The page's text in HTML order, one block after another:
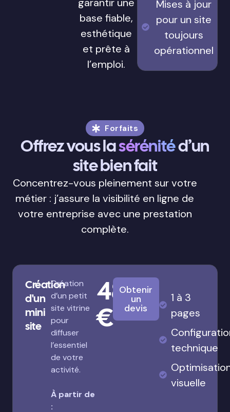
base fiable,
esthétique
et prête à
l’emploi.
Mises à jour
pour un site
toujours
opérationnel
Forfaits
Offrez vous lasérénitéd’un
site bien fait
Concentrez-vous pleinement sur votre
métier : j’assure la visibilité en ligne de
votre entreprise avec une prestation
complète.
Création
d'un
mini
site
Création
d’un petit
site vitrine
pour
diffuser
l’essentiel
de votre
activité.
À partir de
:
480
€
Obtenir
un
devis
1 à 3
pages
technique
visuelle